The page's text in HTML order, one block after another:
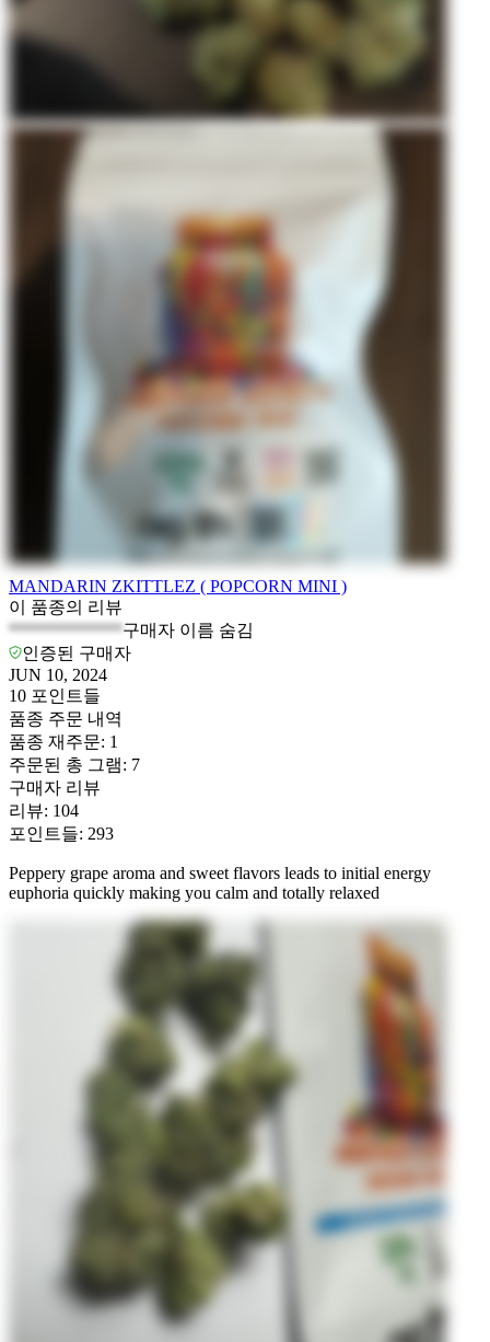
MANDARIN ZKITTLEZ ( POPCORN MINI )
이 품종의 리뷰
*************구매자 이름 숨김
인증된 구매자
JUN 10, 2024
10 포인트들
품종 주문 내역
품종 재주문: 1
주문된 총 그램: 7
구매자 리뷰
리뷰: 104
포인트들: 293
Peppery grape aroma and sweet flavors leads to initial energy
euphoria quickly making you calm and totally relaxed